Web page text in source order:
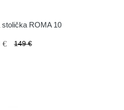
ROMA 10
€ 149 €